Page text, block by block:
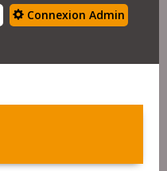
Connexion Admin